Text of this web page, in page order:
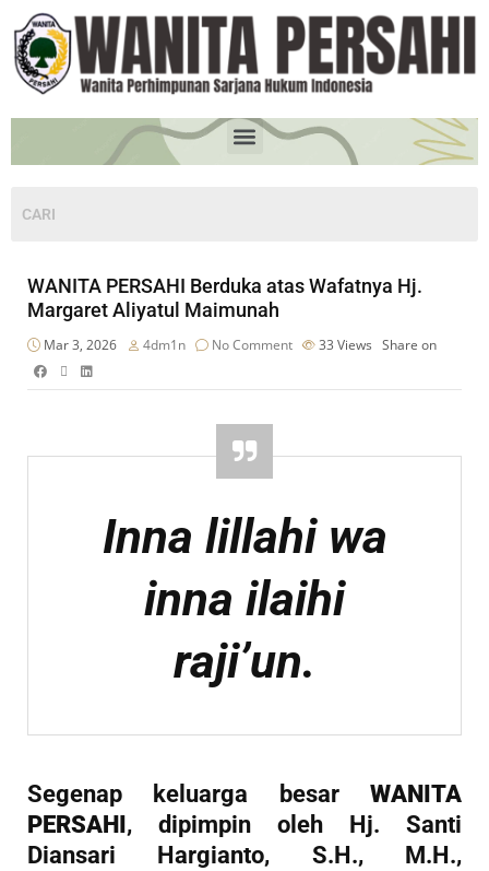
WANITA PERSAHI Berduka atas Wafatnya Hj.
Margaret Aliyatul Maimunah
Mar 3, 2026 4dm1n No Comment 33 Views Share on
Inna lillahi wa
inna ilaihi
raji’un.
Segenap keluarga besar WANITA
PERSAHI, dipimpin oleh Hj. Santi
Diansari Hargianto, S.H., M.H.,